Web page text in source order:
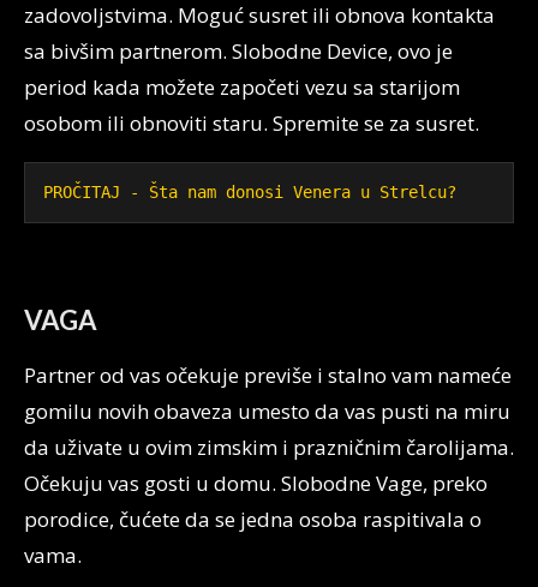
zadovoljstvima. Moguć susret ili obnova kontakta
sa bivšim partnerom. Slobodne Device, ovo je
period kada možete započeti vezu sa starijom
osobom ili obnoviti staru. Spremite se za susret.
PROČITAJ - Šta nam donosi Venera u Strelcu?
VAGA
Partner od vas očekuje previše i stalno vam nameće
gomilu novih obaveza umesto da vas pusti na miru
da uživate u ovim zimskim i prazničnim čarolijama.
Očekuju vas gosti u domu. Slobodne Vage, preko
porodice, čućete da se jedna osoba raspitivala o
vama.